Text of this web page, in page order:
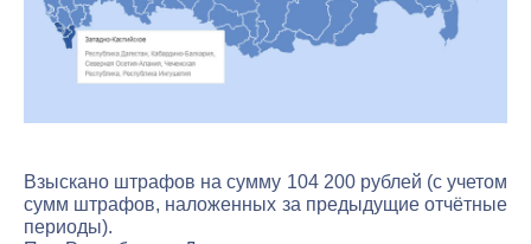
Взыскано штрафов на сумму 104 200 рублей (с учетом
сумм штрафов, наложенных за предыдущие отчётные
периоды).